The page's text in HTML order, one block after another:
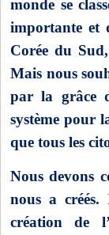
monde se
importante et
Corée du
Mais nous
par la grâce
système pour
que tous les
Nous devons
nous a
création de